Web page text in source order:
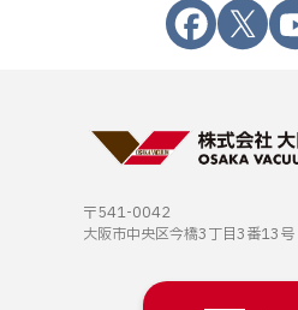
〒541-0042
大阪市中央区今橋3丁目3番13号